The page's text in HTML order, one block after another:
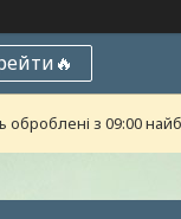
з 09:00